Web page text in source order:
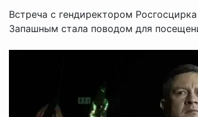
Встреча с гендиректором
Запашным стала поводом для